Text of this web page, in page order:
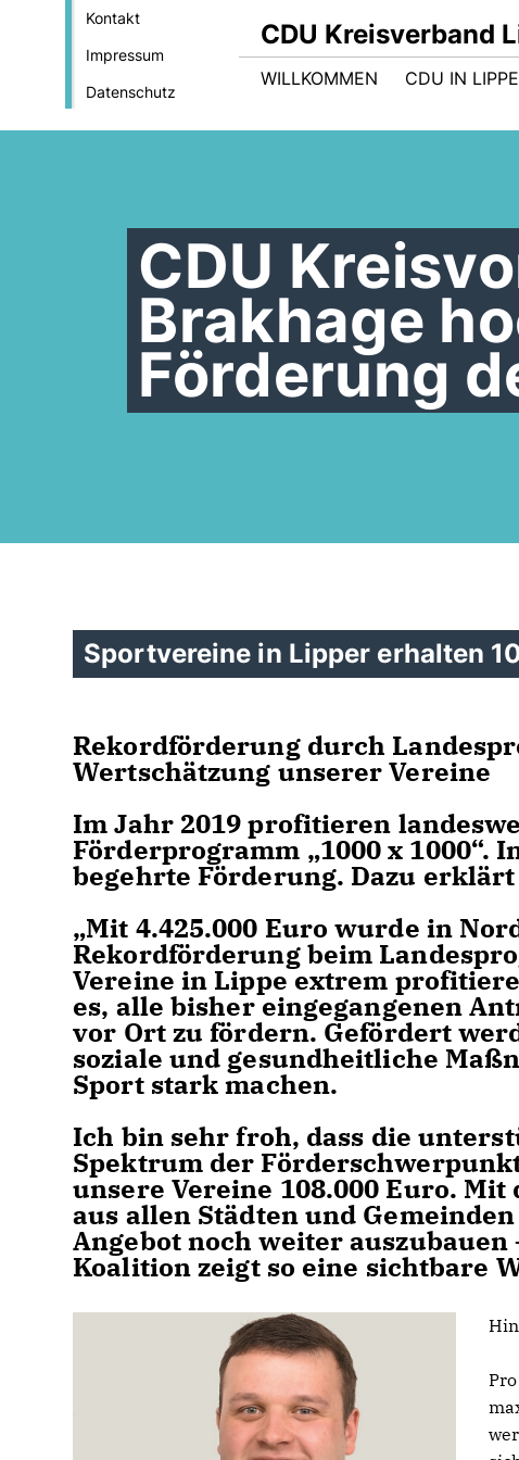
Kontakt
Impressum
Datenschutz
CDU Kreisverband
WILLKOMMEN CDU IN LIPPE
CDU
Brakhage
Förderung
Sportvereine in Lipper erhalten
Rekordförderung durch
Wertschätzung unserer Vereine
Im Jahr 2019 profitieren
Förderprogramm „1000 x 1000“.
begehrte Förderung. Dazu
Mit 4.425.000 Euro wurde in
Rekordförderung beim
Vereine in Lippe extrem
es, alle bisher eingegangenen
vor Ort zu fördern. Gefördert
soziale und gesundheitliche
Sport stark machen.
Ich bin sehr froh, dass die
Spektrum der
unsere Vereine 108.000 Euro.
aus allen Städten und
Angebot noch weiter
Koalition zeigt so eine sichtbare